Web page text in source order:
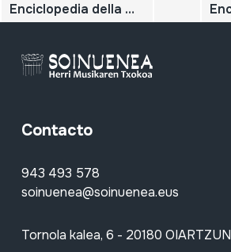
Enciclopedia della musica sarda. Volume 1. Canto a tenore;
Contacto
943 493 578
soinuenea@soinuenea.eus
Tornola kalea, 6 - 20180 OIARTZUN